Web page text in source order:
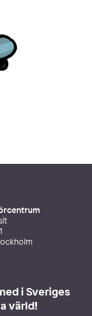
i Sveriges
värld!